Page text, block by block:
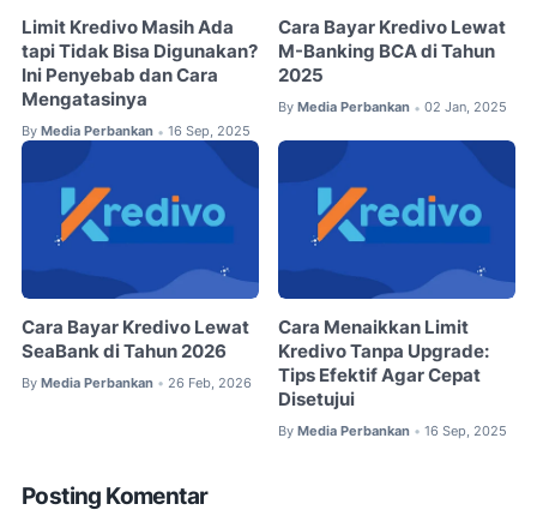
Limit Kredivo Masih Ada
tapi Tidak Bisa Digunakan?
Ini Penyebab dan Cara
Mengatasinya
By Media Perbankan • 16 Sep, 2025
Cara Bayar Kredivo Lewat
M-Banking BCA di Tahun
2025
By Media Perbankan • 02 Jan, 2025
Cara Bayar Kredivo Lewat
SeaBank di Tahun 2026
By Media Perbankan • 26 Feb, 2026
Cara Menaikkan Limit
Kredivo Tanpa Upgrade:
Tips Efektif Agar Cepat
Disetujui
By Media Perbankan • 16 Sep, 2025
Posting Komentar